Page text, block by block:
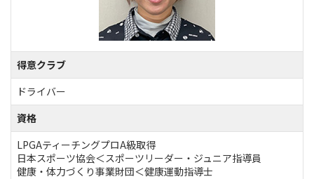
得意クラブ
ドライバー
資格
LPGAティーチングプロA級取得
日本スポーツ協会＜スポーツリーダー・ジュニア指導員
健康・体力づくり事業財団＜健康運動指導士